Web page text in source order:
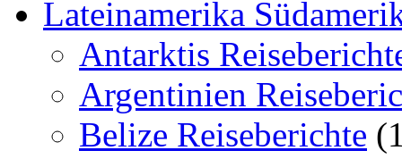
Lateinamerika
Antarktis
Argentinien
Belize Reiseberichte